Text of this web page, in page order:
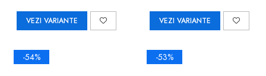
VEZI VARIANTE VEZI VARIANTE
-54% -53%